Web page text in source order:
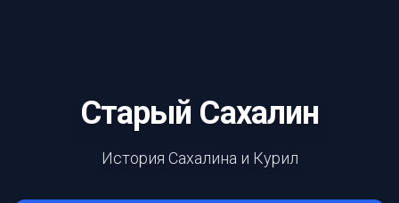
Старый Сахалин
История Сахалина и Курил